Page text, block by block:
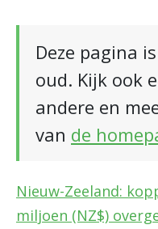
Deze pagina
oud. Kijk ook
andere en
van de
Nieuw-Zeeland:
miljoen (NZ$)